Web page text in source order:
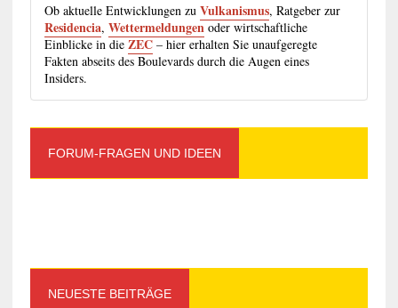
Ob aktuelle Entwicklungen zu Vulkanismus, Ratgeber zur
Residencia, Wettermeldungenoder wirtschaftliche
Einblicke in die ZEC– hier erhalten Sie unaufgeregte
Fakten abseits des Boulevards durch die Augen eines
Insiders.
FORUM-FRAGEN UND IDEEN
NEUESTE BEITRÄGE